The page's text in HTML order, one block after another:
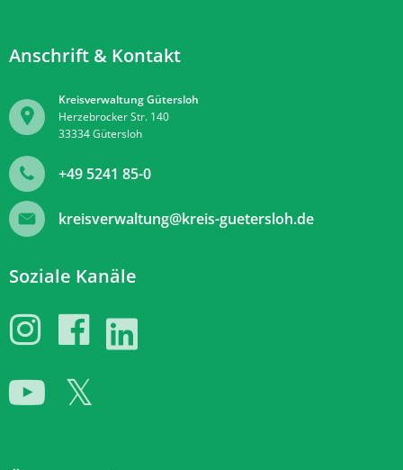
Anschrift & Kontakt
Kreisverwaltung Gütersloh
Herzebrocker Str. 140
33334Gütersloh
+49 5241 85-0
kreisverwaltung@kreis-guetersloh.de
Soziale Kanäle